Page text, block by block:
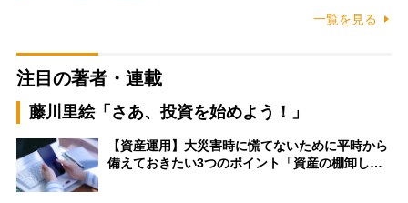
一覧を見る
注目の著者・連載
藤川里絵「さあ、投資を始めよう！」
【資産運用】大災害時に慌てないために平時から
備えておきたい3つのポイント「資産の棚卸し…